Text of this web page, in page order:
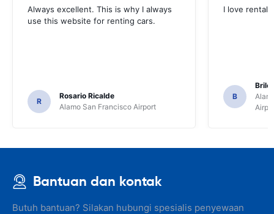
Always excellent. This is why I always
use this website for renting cars.
R
Rosario Ricalde
Alamo San Francisco Airport
I love rental
B
Bantuan dan kontak
Butuh bantuan? Silakan hubungi spesialis penyewaan